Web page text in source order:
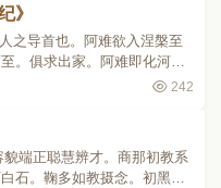
》
之导首也。阿难欲入涅槃至
。俱求出家。阿难即化河水
田地。此翻为中。以诸仙在
242
端正聪慧辨才。商那初教系
石。鞠多如教摄念。初黑偏